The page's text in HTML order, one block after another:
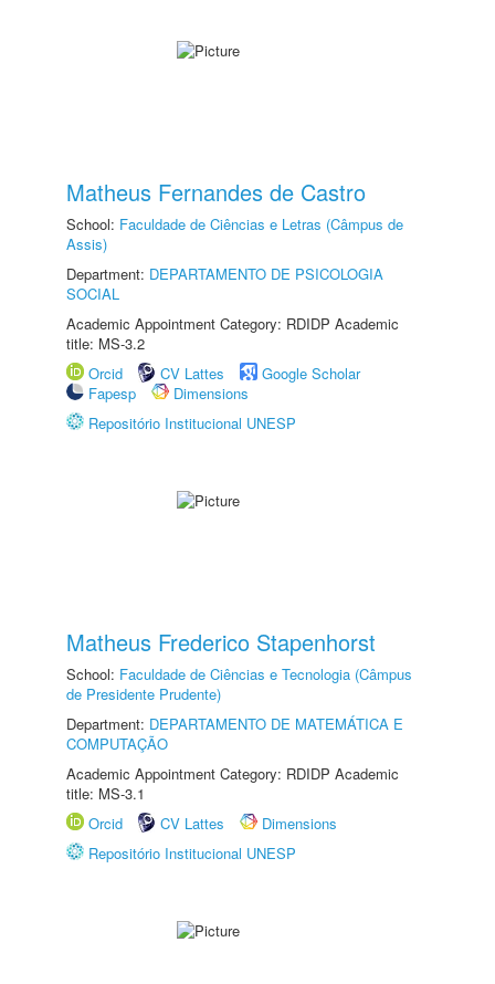
Matheus Fernandes de Castro
School: Faculdade de Ciências e Letras (Câmpus de
Assis)
Department: DEPARTAMENTO DE PSICOLOGIA
SOCIAL
Academic Appointment Category: RDIDP Academic
title: MS-3.2
Orcid
CV Lattes
Google Scholar
Fapesp
Dimensions
Repositório Institucional UNESP
Matheus Frederico Stapenhorst
School: Faculdade de Ciências e Tecnologia (Câmpus
de Presidente Prudente)
Department: DEPARTAMENTO DE MATEMÁTICA E
COMPUTAÇÃO
Academic Appointment Category: RDIDP Academic
title: MS-3.1
Orcid
CV Lattes
Dimensions
Repositório Institucional UNESP